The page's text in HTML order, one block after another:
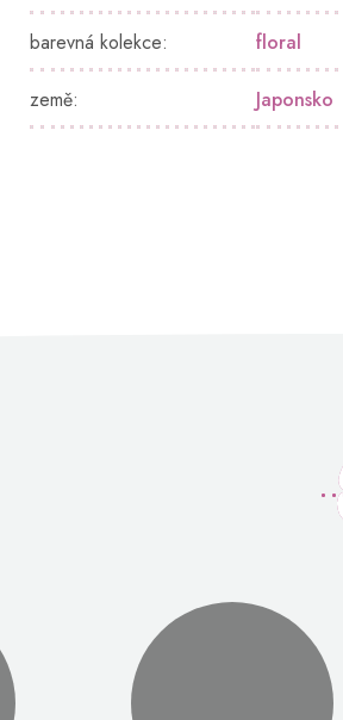
barevná kolekce: floral
země: Japonsko